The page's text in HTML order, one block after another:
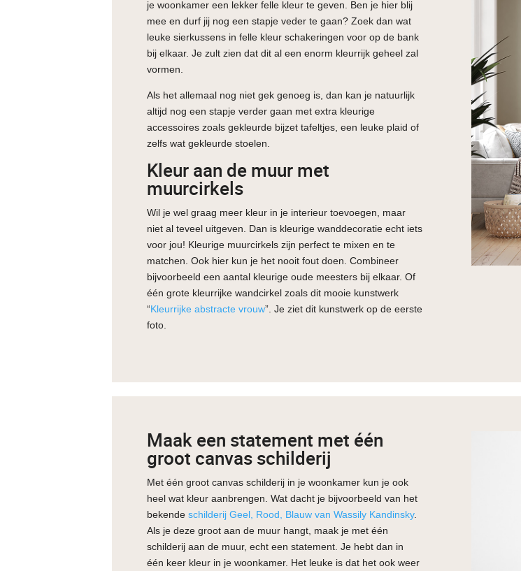
je woonkamer een lekker felle kleur te geven. Ben je hier blij
mee en durf jij nog een stapje veder te gaan? Zoek dan wat
leuke sierkussens in felle kleur schakeringen voor op de bank
bij elkaar. Je zult zien dat dit al een enorm kleurrijk geheel zal
vormen.
Als het allemaal nog niet gek genoeg is, dan kan je natuurlijk
altijd nog een stapje verder gaan met extra kleurige
accessoires zoals gekleurde bijzet tafeltjes, een leuke plaid of
zelfs wat gekleurde stoelen.
Kleur aan de muur met
muurcirkels
Wil je wel graag meer kleur in je interieur toevoegen, maar
niet al teveel uitgeven. Dan is kleurige wanddecoratie echt iets
voor jou! Kleurige muurcirkels zijn perfect te mixen en te
matchen. Ook hier kun je het nooit fout doen. Combineer
bijvoorbeeld een aantal kleurige oude meesters bij elkaar. Of
één grote kleurrijke wandcirkel zoals dit mooie kunstwerk
“Kleurrijke abstracte vrouw”. Je ziet dit kunstwerk op de eerste
foto.
Maak een statement met één
groot canvas schilderij
Met één groot canvas schilderij in je woonkamer kun je ook
heel wat kleur aanbrengen. Wat dacht je bijvoorbeeld van het
bekende schilderij Geel, Rood, Blauw van Wassily Kandinsky.
Als je deze groot aan de muur hangt, maak je met één
schilderij aan de muur, echt een statement. Je hebt dan in
één keer kleur in je woonkamer. Het leuke is dat het ook weer